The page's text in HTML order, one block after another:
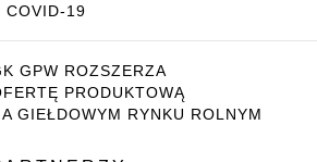
COVID-19
GPW ROZSZERZA
PRODUKTOWĄ
GIEŁDOWYM RYNKU ROLNYM